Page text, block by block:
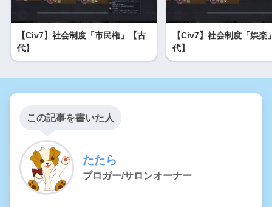
【Civ7】社会制度「市民権」【古
代】
【Civ7】社会制度「娯楽
代】
この記事を書いた人
たたら
ブロガー/サロンオーナー